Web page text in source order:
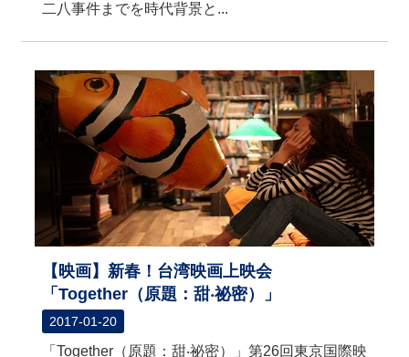
二八事件までを時代背景と...
【映画】新春！台湾映画上映会
「Together（原題：甜‧祕密）」
2017-01-20
「Together（原題：甜‧祕密）」第26回東京国際映